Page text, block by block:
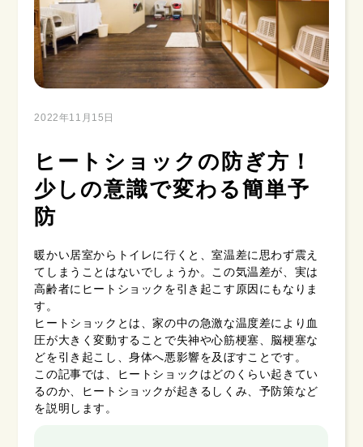
2022年11月15日
ヒートショックの防ぎ方！
少しの意識で変わる簡単予
防
暖かい居室からトイレに行くと、室温差に思わず震え
てしまうことはないでしょうか。この気温差が、実は
高齢者にヒートショックを引き起こす原因にもなりま
す。
ヒートショックとは、家の中の急激な温度差により血
圧が大きく変動することで失神や心筋梗塞、脳梗塞な
どを引き起こし、身体へ悪影響を及ぼすことです。
この記事では、ヒートショックはどのくらい起きてい
るのか、ヒートショックが起きるしくみ、予防策など
を説明します。